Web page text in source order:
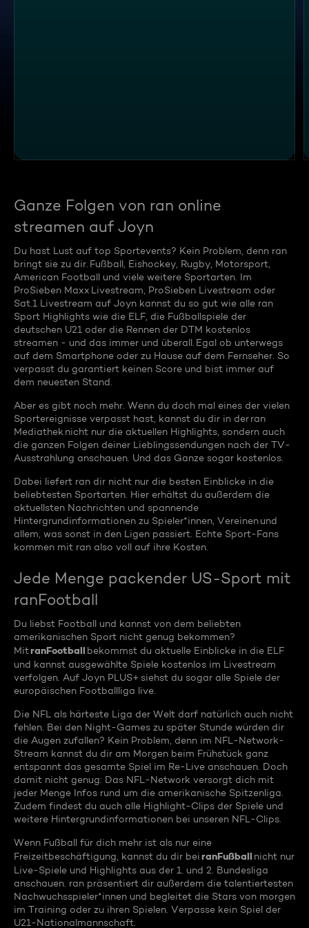
Ganze Folgen von ran online
streamen auf Joyn
Du hast Lust auf top Sportevents? Kein Problem, denn ran
bringt sie zu dir. Fußball, Eishockey, Rugby, Motorsport,
American Football und viele weitere Sportarten. Im
ProSieben Maxx Livestream, ProSieben Livestream oder
Sat.1 Livestream auf Joyn kannst du so gut wie alle ran
Sport Highlights wie die ELF, die Fußballspiele der
deutschen U21 oder die Rennen der DTM kostenlos
streamen - und das immer und überall. Egal ob unterwegs
auf dem Smartphone oder zu Hause auf dem Fernseher. So
verpasst du garantiert keinen Score und bist immer auf
dem neuesten Stand.
Aber es gibt noch mehr. Wenn du doch mal eines der vielen
Sportereignisse verpasst hast, kannst du dir in der ran
Mediathek nicht nur die aktuellen Highlights, sondern auch
die ganzen Folgen deiner Lieblingssendungen nach der TV-
Ausstrahlung anschauen. Und das Ganze sogar kostenlos.
Dabei liefert ran dir nicht nur die besten Einblicke in die
beliebtesten Sportarten. Hier erhältst du außerdem die
aktuellsten Nachrichten und spannende
Hintergrundinformationen zu Spieler*innen, Vereinen und
allem, was sonst in den Ligen passiert. Echte Sport-Fans
kommen mit ran also voll auf ihre Kosten.
Jede Menge packender US-Sport mit
ranFootball
Du liebst Football und kannst von dem beliebten
amerikanischen Sport nicht genug bekommen?
MitranFootball bekommst du aktuelle Einblicke in die ELF
und kannst ausgewählte Spiele kostenlos im Livestream
verfolgen. Auf Joyn PLUS+ siehst du sogar alle Spiele der
europäischen Footballliga live.
Die NFL als härteste Liga der Welt darf natürlich auch nicht
fehlen. Bei den Night-Games zu später Stunde würden dir
die Augen zufallen? Kein Problem, denn im NFL-Network-
Stream kannst du dir am Morgen beim Frühstück ganz
entspannt das gesamte Spiel im Re-Live anschauen. Doch
damit nicht genug: Das NFL-Network versorgt dich mit
jeder Menge Infos rund um die amerikanische Spitzenliga.
Zudem findest du auch alle Highlight-Clips der Spiele und
weitere Hintergrundinformationen bei unseren NFL-Clips.
Wenn Fußball für dich mehr ist als nur eine
Freizeitbeschäftigung, kannst du dir beiranFußball nicht nur
Live-Spiele und Highlights aus der 1. und 2. Bundesliga
anschauen. ran präsentiert dir außerdem die talentiertesten
Nachwuchsspieler*innen und begleitet die Stars von morgen
im Training oder zu ihren Spielen. Verpasse kein Spiel der
U21-Nationalmannschaft.